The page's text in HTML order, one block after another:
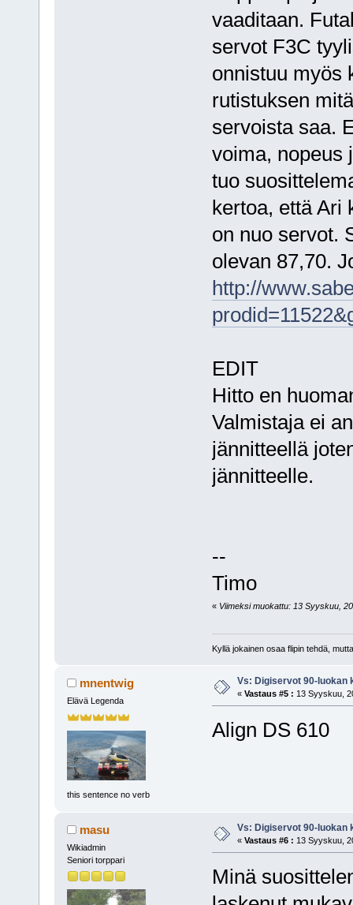
vaaditaan.
servot F3C
onnistuu myös
rutistuksen
servoista saa.
voima, nopeus
tuo
kertoa, että Ari
on nuo servot.
olevan 87,70.
http://
EDIT
Hitto en
Valmistaja ei
jännitteellä
jännitteelle.
--
Timo
« Viimeksi muokattu: 13 Syyskuu,
Kyllä jokainen osaa flipin tehdä,
mnentwig
Elävä Legenda
this sentence no verb
Vs: Digiservot 90-luokan
« Vastaus #5 : 13 Syyskuu,
Align DS 610
masu
Wikiadmin
Seniori torppari
Vs: Digiservot 90-luokan
« Vastaus #6 : 13 Syyskuu,
Minä